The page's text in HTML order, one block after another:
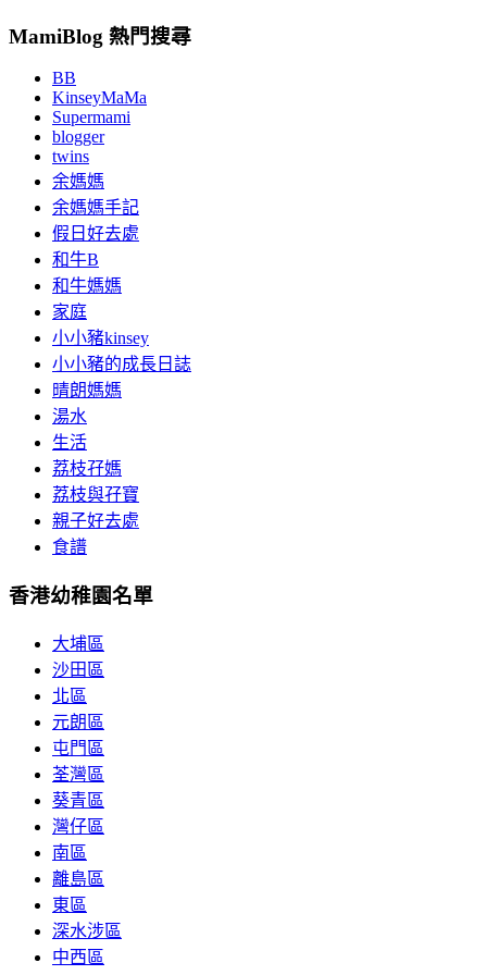
MamiBlog 熱門搜尋
BB
KinseyMaMa
Supermami
blogger
twins
余媽媽
余媽媽手記
假日好去處
和牛B
和牛媽媽
家庭
小小豬kinsey
小小豬的成長日誌
晴朗媽媽
湯水
生活
荔枝孖媽
荔枝與孖寶
親子好去處
食譜
香港幼稚園名單
大埔區
沙田區
北區
元朗區
屯門區
荃灣區
葵青區
灣仔區
南區
離島區
東區
深水涉區
中西區